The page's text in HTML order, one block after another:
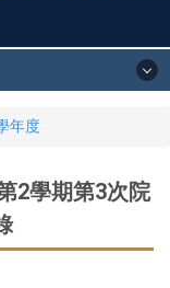
年度
2學期第3次院